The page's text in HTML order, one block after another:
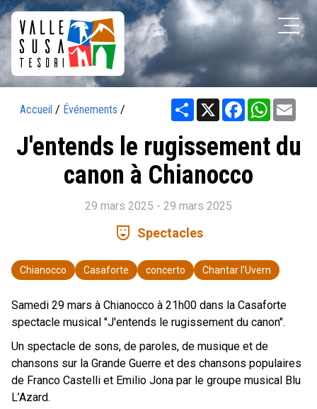
Accueil / Événements / Share X Facebook
J'entends le rugissement du
canon à Chianocco
29 mars 2025 - 29 mars 2025
comedy_mask Spectacles
Chianocco Casaforte concerto Chantar l'Uvern
Samedi 29 mars à Chianocco à 21h00 dans la Casaforte
spectacle musical "J'entends le rugissement du canon".
Un spectacle de sons, de paroles, de musique et de
chansons sur la Grande Guerre et des chansons populaires
de Franco Castelli et Emilio Jona par le groupe musical Blu
L’Azard.